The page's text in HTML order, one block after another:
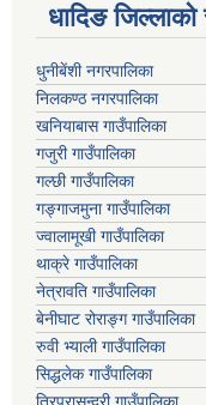
धादिङ
धुनीबेंशी नगरपालिका
निलकण्ठ नगरपालिका
खनियाबास गाउँपालिका
गजुरी गाउँपालिका
गल्छी गाउँपालिका
गङ्गाजमुना गाउँपालिका
ज्वालामूखी गाउँपालिका
थाक्रे गाउँपालिका
नेत्रावति गाउँपालिका
बेनीघाट रोराङ्ग गाउँपालिका
रुवी भ्याली गाउँपालिका
सिद्धलेक गाउँपालिका
त्रिपुरासुन्दरी गाउँपालिका